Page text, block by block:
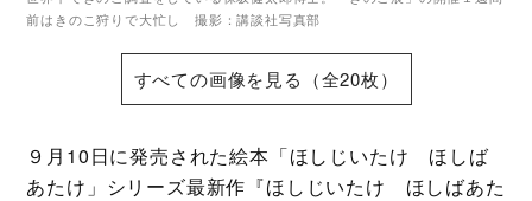
前はきのこ狩りで大忙し 撮影：講談社写真部
すべての画像を見る（全20枚）
９月10日に発売された絵本「ほしじいたけ ほしば
あたけ」シリーズ最新作『ほしじいたけ ほしばあた